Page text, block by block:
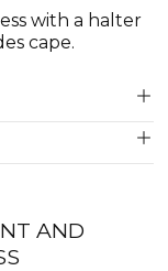
with a halter
cape.
AND